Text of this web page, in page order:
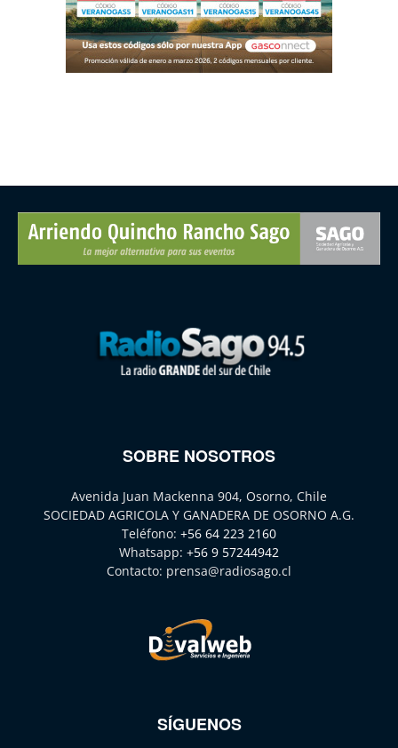
SOBRE NOSOTROS
Avenida Juan Mackenna 904, Osorno, Chile
SOCIEDAD AGRICOLA Y GANADERA DE OSORNO A.G.
Teléfono: +56 64 223 2160
Whatsapp: +56 9 57244942
Contacto: prensa@radiosago.cl
SÍGUENOS